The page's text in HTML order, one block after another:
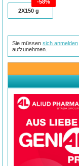
2X150g
58%
Sie müssensich anmelden
aufzunehmen.